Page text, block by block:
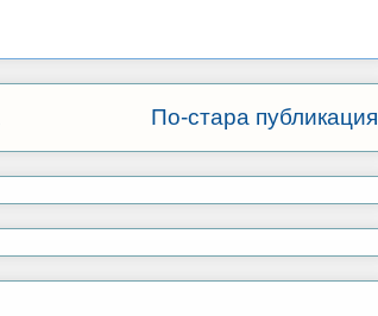
По-стара публикация